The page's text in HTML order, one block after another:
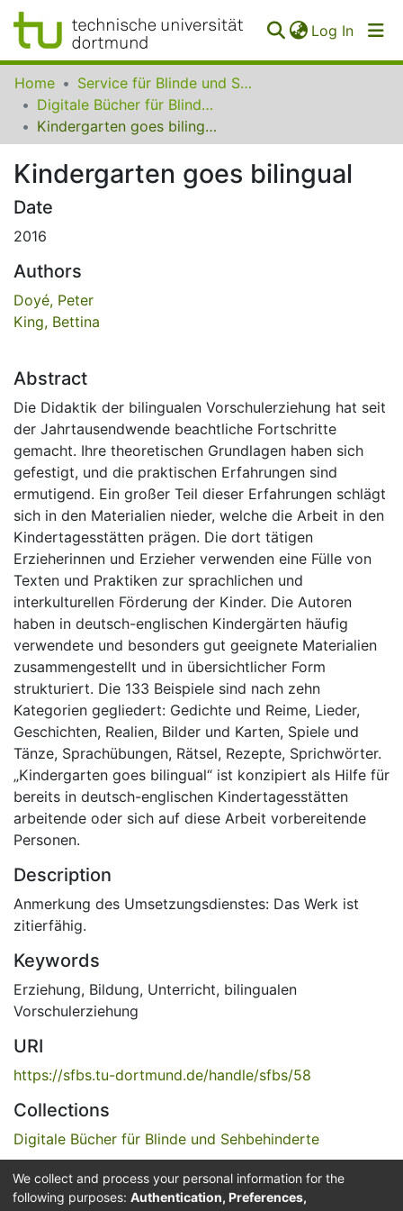
Log In
Communities
Collections
FAQ
Home
Service für Blinde und Sehbehinderte der UB Dortmund
Digitale Bücher für Blinde und Sehbehinderte
Kindergarten goes bilingual
Kindergarten goes bilingual
Date
2016
Authors
Doyé, Peter
King, Bettina
Abstract
Die Didaktik der bilingualen Vorschulerziehung hat seit
der Jahrtausendwende beachtliche Fortschritte
gemacht. Ihre theoretischen Grundlagen haben sich
gefestigt, und die praktischen Erfahrungen sind
ermutigend. Ein großer Teil dieser Erfahrungen schlägt
sich in den Materialien nieder, welche die Arbeit in den
Kindertagesstätten prägen. Die dort tätigen
Erzieherinnen und Erzieher verwenden eine Fülle von
Texten und Praktiken zur sprachlichen und
interkulturellen Förderung der Kinder. Die Autoren
haben in deutsch-englischen Kindergärten häufig
verwendete und besonders gut geeignete Materialien
zusammengestellt und in übersichtlicher Form
strukturiert. Die 133 Beispiele sind nach zehn
Kategorien gegliedert: Gedichte und Reime, Lieder,
Geschichten, Realien, Bilder und Karten, Spiele und
Tänze, Sprachübungen, Rätsel, Rezepte, Sprichwörter.
„Kindergarten goes bilingual“ ist konzipiert als Hilfe für
bereits in deutsch-englischen Kindertagesstätten
arbeitende oder sich auf diese Arbeit vorbereitende
Personen.
Description
Anmerkung des Umsetzungsdienstes: Das Werk ist
zitierfähig.
Keywords
Erziehung, Bildung, Unterricht, bilingualen
Vorschulerziehung
URI
https://sfbs.tu-dortmund.de/handle/sfbs/58
Collections
Digitale Bücher für Blinde und Sehbehinderte
Full item page
We collect and process your personal information for the
following purposes: Authentication, Preferences,